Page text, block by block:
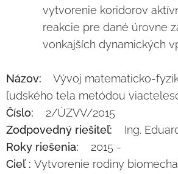
vytvorenie koridorov
reakcie pre dané úrovne
vonkajších dynamických
Názov: Vývoj matematicko-
ľudského tela metódou
Číslo: 2/ÚZVV/2015
Zodpovedný riešiteľ: Ing.
Roky riešenia: 2015 -
Cieľ : Vytvorenie rodiny